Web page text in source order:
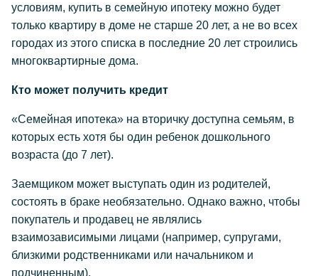
условиям, купить в семейную ипотеку можно будет
только квартиру в доме не старше 20 лет, а не во всех
городах из этого списка в последние 20 лет строились
многоквартирные дома.
Кто может получить кредит
«Семейная ипотека» на вторичку доступна семьям, в
которых есть хотя бы один ребенок дошкольного
возраста (до 7 лет).
Заемщиком может выступать один из родителей,
состоять в браке необязательно. Однако важно, чтобы
покупатель и продавец не являлись
взаимозависимыми лицами (например, супругами,
близкими родственниками или начальником и
подчиненным).